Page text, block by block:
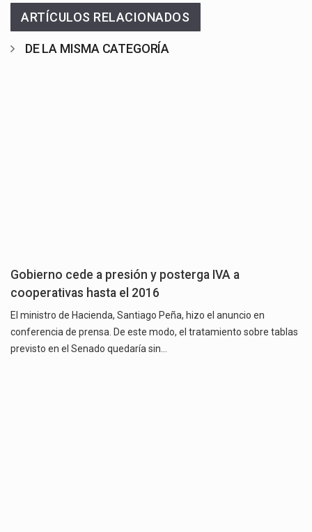
ARTÍCULOS RELACIONADOS
DE LA MISMA CATEGORÍA
Gobierno cede a presión y posterga IVA a
cooperativas hasta el 2016
El ministro de Hacienda, Santiago Peña, hizo el anuncio en
conferencia de prensa. De este modo, el tratamiento sobre tablas
previsto en el Senado quedaría sin…